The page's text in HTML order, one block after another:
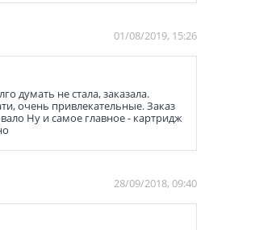
01/08/2019, 15:26
думать не стала, заказала.
очень привлекательные. Заказ
Ну и самое главное - картридж
28/09/2018, 09:40